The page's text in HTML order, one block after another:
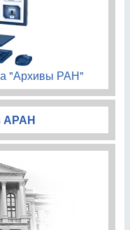
"Архивы РАН"
АРАН